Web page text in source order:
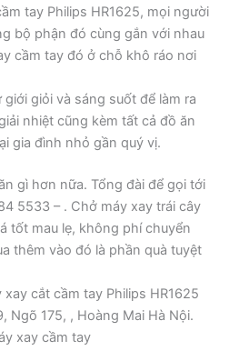
tay Philips HR1625, mọi người
bộ phận đó cùng gắn với nhau
cầm tay đó ở chỗ khô ráo nơi
giới giỏi và sáng suốt để làm ra
nhiệt cũng kèm tất cả đồ ăn
gia đình nhỏ gần quý vị.
gì hơn nữa. Tổng đài để gọi tới
5533 – . Chở máy xay trái cây
tốt mau lẹ, không phí chuyển
thêm vào đó là phần quà tuyệt
cắt cầm tay Philips HR1625
Ngõ 175, , Hoàng Mai Hà Nội.
xay cầm tay